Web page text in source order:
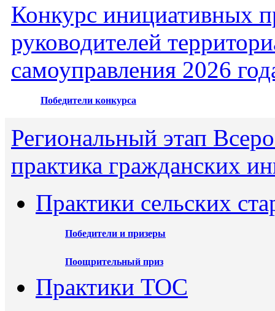
Конкурс инициативных
руководителей
самоуправления 2026
Победители конкурса
Региональный этап
практика гражданских
Практики сельских
Победители и призеры
Поощрительный приз
Практики ТОС